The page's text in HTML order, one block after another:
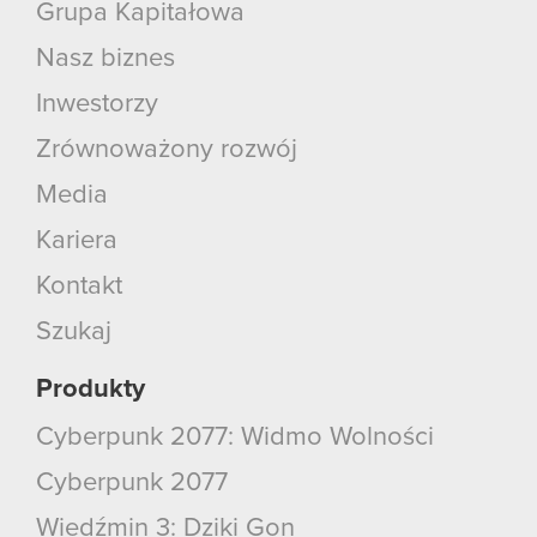
Grupa Kapitałowa
Nasz biznes
Inwestorzy
Zrównoważony rozwój
Media
Kariera
Kontakt
Szukaj
Produkty
Cyberpunk 2077: Widmo Wolności
Cyberpunk 2077
Wiedźmin 3: Dziki Gon